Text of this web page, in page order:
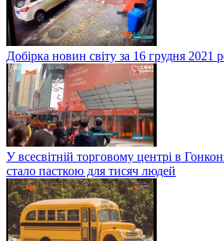
Добірка новин світу за 16 грудня 2021
У всесвітній торговому центрі в
стало пасткою для тисяч людей